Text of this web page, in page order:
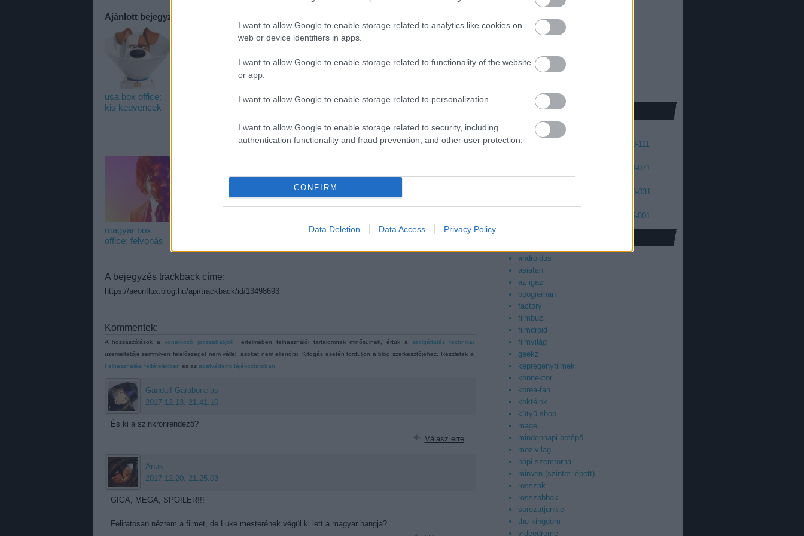
I want to allow Google to enable storage related to analytics like cookies on
web or device identifiers in apps.
I want to allow Google to enable storage related to functionality of the website
or app.
I want to allow Google to enable storage related to personalization.
I want to allow Google to enable storage related to security, including
authentication functionality and fraud prevention, and other user protection.
CONFIRM
Data Deletion Data Access Privacy Policy
Ajánlott bejegyzések:
usa box office:
kis kedvencek
usa box office:
szinkronhangok:
sokkolóan
gonosz és
magyar box
office: felvonás
A bejegyzés trackback címe:
https://aeonflux.blog.hu/api/trackback/id/13498693
Kommentek:
A hozzászólások a vonatkozó jogszabályokértelmében felhasználói tartalomnak minősülnek, értük a szolgáltatás technikai
üzemeltetője semmilyen felelősséget nem vállal, azokat nem ellenőrzi. Kifogás esetén forduljon a blog szerkesztőjéhez. Részletek a
Felhasználási feltételekben és az adatvédelmi tájékoztatóban
Gandalf Garaboncias
2017.12.13. 21:41:10
És ki a szinkronrendező?
Válasz erre
Anak
2017.12.20. 21:25:03
GIGA, MEGA, SPOILER!!!
Feliratosan néztem a filmet, de Luke mesterének végül ki lett a magyar hangja?
2013 2012
Micsoda Dániel
2013
2012 2011
Takács Máté
150-141 120-111
080-071
040-031
005-001
androidus
asiafan
az igazi
boogieman
factory
filmbuzi
filmdroid
filmvilág
geekz
kepregenyfilmek
konnektor
korea-fan
koktélok
kütyü shop
mage
mindennapi betépő
mozivilag
napi szemtorna
mirwen (szintet lépett)
rosszak
rosszabbak
sorozatjunkie
the kingdom
videodrome